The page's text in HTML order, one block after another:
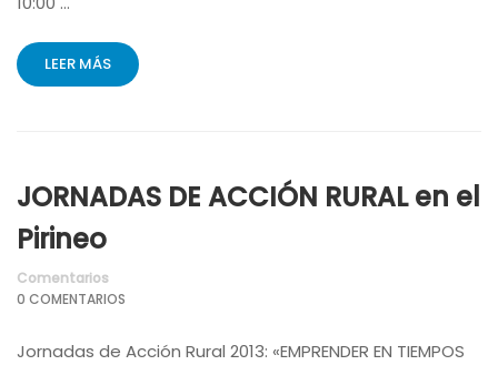
LEER MÁS
JORNADAS DE ACCIÓN RURAL en el
Pirineo
Comentarios
0 COMENTARIOS
Jornadas de Acción Rural 2013: «EMPRENDER EN TIEMPOS